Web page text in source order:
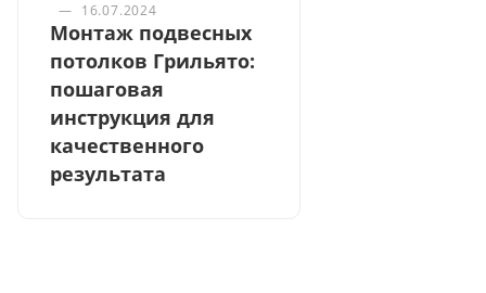
— 16.07.2024
Монтаж подвесных
потолков Грильято:
пошаговая
инструкция для
качественного
результата